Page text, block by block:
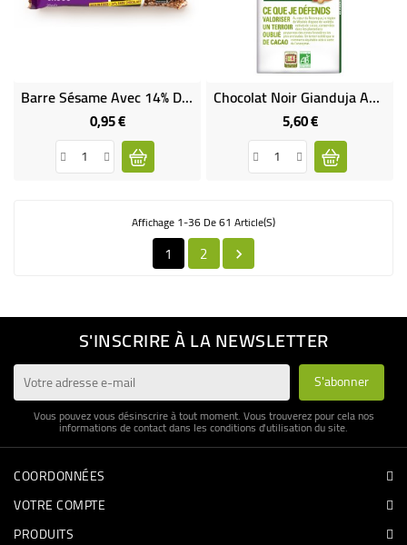
Barre Sésame Avec 14% De Chocolat Noir Bio Et Équitable
0,95 €Prix
Chocolat Noir Gianduja Avec Noisettes Broyées Bio & Équitable
5,60 €Prix
Affichage 1-36 De 61 Article(s)
1 2 
S'INSCRIRE À LA NEWSLETTER
Vous pouvez vous désinscrire à tout moment. Vous trouverez pour cela nos
informations de contact dans les conditions d'utilisation du site.
COORDONNÉES
VOTRE COMPTE
PRODUITS